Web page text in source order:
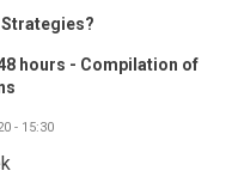
Strategies?
hours - Compilation of
- 15:30